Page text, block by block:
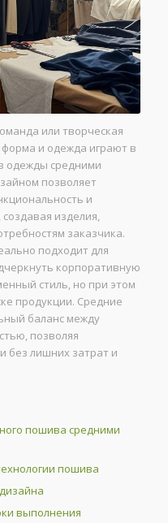
или творческая
форма и одежда играют в
одежды средними
позволяет
и
изделия,
заказчика.
подходит для
корпоративную
стиль, но при этом
продукции. Средние
баланс между
позволяя
без лишних затрат и
пошива средними
пошива
выполнения